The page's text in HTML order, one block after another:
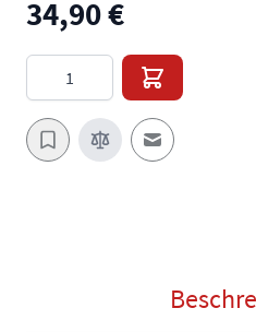
34,90 €
E-Mail an